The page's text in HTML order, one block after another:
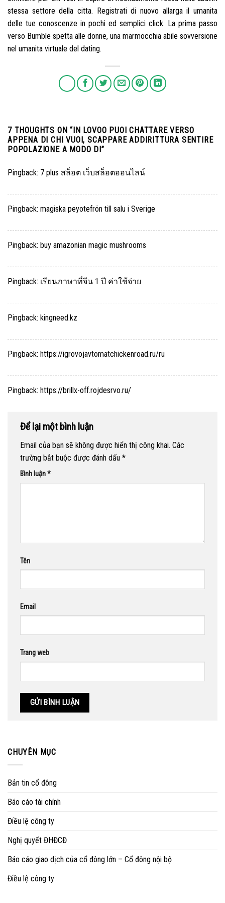
stessa settore della citta. Registrati di nuovo allarga il umanita
delle tue conoscenze in pochi ed semplici click. La prima passo
verso Bumble spetta alle donne, una marmocchia abile sovversione
nel umanita virtuale del dating.
7 THOUGHTS ON “IN LOVOO PUOI CHATTARE VERSO
APPENA DI CHI VUOI, SCAPPARE ADDIRITTURA SENTIRE
POPOLAZIONE A MODO DI”
Pingback: 7 plus สล็อต เว็บสล็อตออนไลน์
Pingback: magiska peyotefrön till salu i Sverige
Pingback: buy amazonian magic mushrooms
Pingback: เรียนภาษาที่จีน 1 ปี ค่าใช้จ่าย
Pingback: kingneed.kz
Pingback: https://igrovojavtomatchickenroad.ru/ru
Pingback: https://brillx-off.rojdesrvo.ru/
Để lại một bình luận
Email của bạn sẽ không được hiển thị công khai. Các
trường bắt buộc được đánh dấu *
Bình luận*
Tên
Email
Trang web
CHUYÊN MỤC
Bản tin cổ đông
Báo cáo tài chính
Điều lệ công ty
Nghị quyết ĐHĐCĐ
Báo cáo giao dịch của cổ đông lớn – Cổ đông nội bộ
Điều lệ công ty